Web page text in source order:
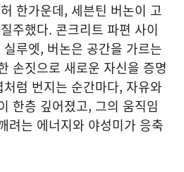
한가운데, 세븐틴 버논이 고
주했다. 콘크리트 파편 사이
루엣, 버논은 공간을 가르는
손짓으로 새로운 자신을 증명
럼 번지는 순간마다, 자유와
한층 깊어졌고, 그의 움직임
려는 에너지와 야성미가 응축